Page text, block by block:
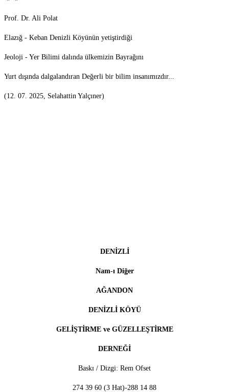
Prof. Dr. Ali Polat
Elazığ - Keban Denizli Köyünün yetiştirdiği
Jeoloji - Yer Bilimi dalında ülkemizin Bayrağını
Yurt dışında dalgalandıran Değerli bir bilim insanımızdır...
(12. 07. 2025, Selahattin Yalçıner)
DENİZLİ
Nam-ı Diğer
AĞANDON
DENİZLİ KÖYÜ
GELİŞTİRME ve GÜZELLEŞTİRME
DERNEĞİ
Baskı / Dizgi: Rem Ofset
274 39 60 (3 Hat)-288 14 88